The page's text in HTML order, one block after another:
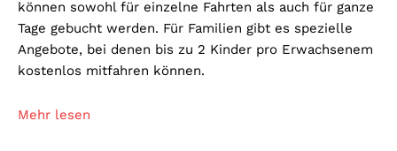
können sowohl für einzelne Fahrten als auch für ganze
Tage gebucht werden. Für Familien gibt es spezielle
Angebote, bei denen bis zu 2 Kinder pro Erwachsenem
kostenlos mitfahren können.
Mehr lesen